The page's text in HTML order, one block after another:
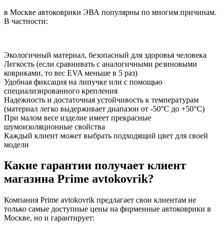
в Москве автоковрики ЭВА популярны по многим причинам.
В частности:
Экологичный материал, безопасный для здоровья человека
Легкость (если сравнивать с аналогичными резиновыми
ковриками, то вес EVA меньше в 5 раз)
Удобная фиксация на липучке или с помощью
специализированного крепления
Надежность и достаточная устойчивость к температурам
(материал легко выдерживает диапазон от -50°С до +50°С)
При малом весе изделие имеет прекрасные
шумоизоляционные свойства
Каждый клиент может выбрать подходящий цвет для своей
модели
Какие гарантии получает клиент
магазина Prime avtokovrik?
Компания Prime avtokovrik предлагает свои клиентам не
только самые доступные цены на фирменные автоковрики в
Москве, но и гарантирует: